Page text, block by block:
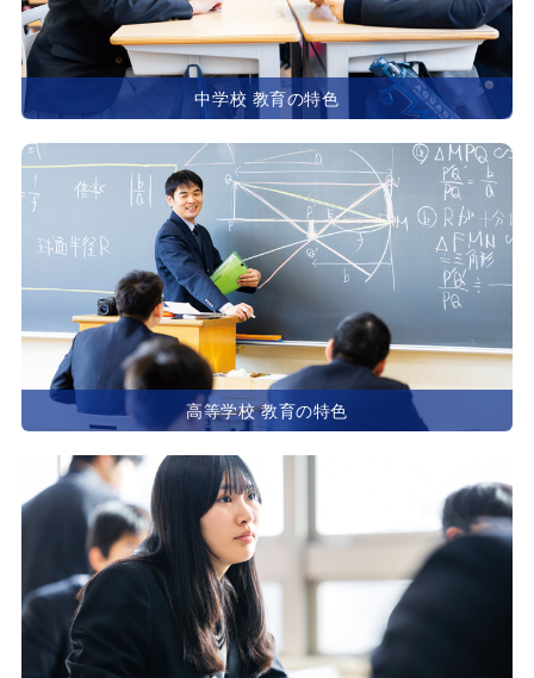
中学校 教育の特色
高等学校 教育の特色